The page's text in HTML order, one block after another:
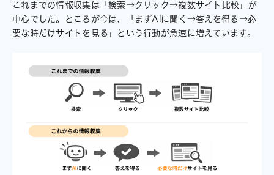
これまでの情報収集は「検索→クリック→複数サイト比較」が
中心でした。ところが今は、「まずAIに聞く→答えを得る→必
要な時だけサイトを見る」という行動が急速に増えています。